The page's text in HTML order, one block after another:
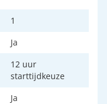
1
Ja
12 uur
starttijdkeuze
Ja